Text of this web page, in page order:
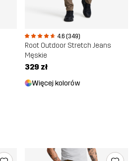
4.6 (349)
Root Outdoor Stretch Jeans
Męskie
329 zł
Więcej kolorów